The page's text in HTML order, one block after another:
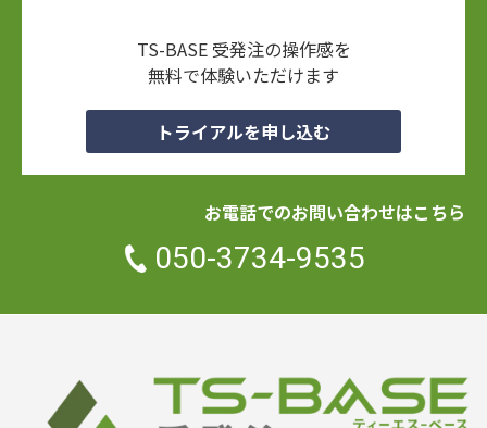
TS-BASE 受発注の操作感を
無料で体験いただけます
トライアルを申し込む
お電話でのお問い合わせはこちら
050-3734-9535